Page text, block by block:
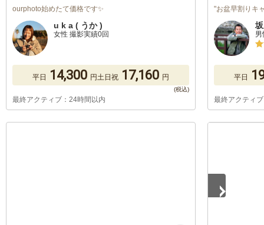
ourphoto始めたて価格です✨
u k a ( うか )
女性 撮影実績0回
平日 14,300 円土日祝 17,160 円
最終アクティブ：24時間以内
"お盆早割りキ
平日
最終アクティ